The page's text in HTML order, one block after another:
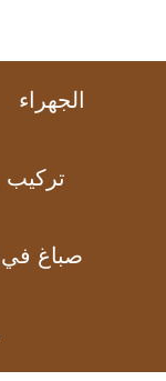
الجهراء
صباغ في